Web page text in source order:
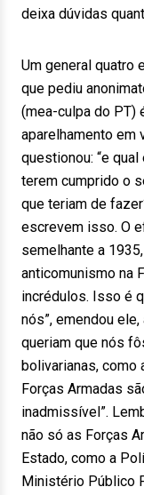
deixa dúvidas
Um general quatro
que pediu
(mea-culpa do PT)
aparelhamento em
questionou: “e
terem cumprido o
que teriam de
escrevem isso. O
semelhante a
anticomunismo na
incrédulos. Isso é
nós”, emendou
queriam que nós
bolivarianas, como
Forças Armadas
inadmissível”.
não só as Forças
Estado, como a
Ministério Público